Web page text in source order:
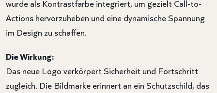
wurde als Kontrastfarbe integriert, um gezielt Call-to-
Actions hervorzuheben und eine dynamische Spannung
im Design zu schaffen.
Die Wirkung:
Das neue Logo verkörpert Sicherheit und Fortschritt
zugleich. Die Bildmarke erinnert an ein Schutzschild, das